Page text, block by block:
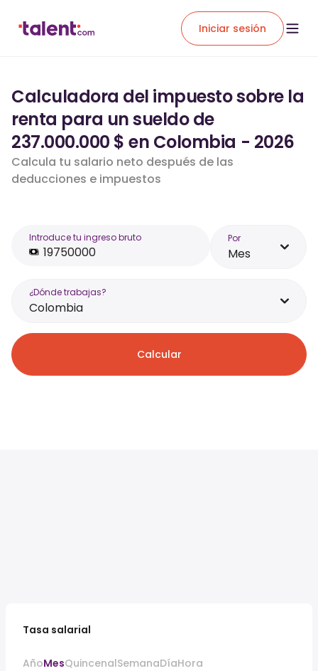
Iniciar sesión
Calculadora del impuesto sobre la
renta para un sueldo de
237.000.000 $ en Colombia - 2026
Calcula tu salario neto después de las
deducciones e impuestos
Introduce tu ingreso bruto Por
Mes
¿Dónde trabajas?
Colombia
Calcular
Tasa salarial
AñoMesQuincenalSemanaDíaHora